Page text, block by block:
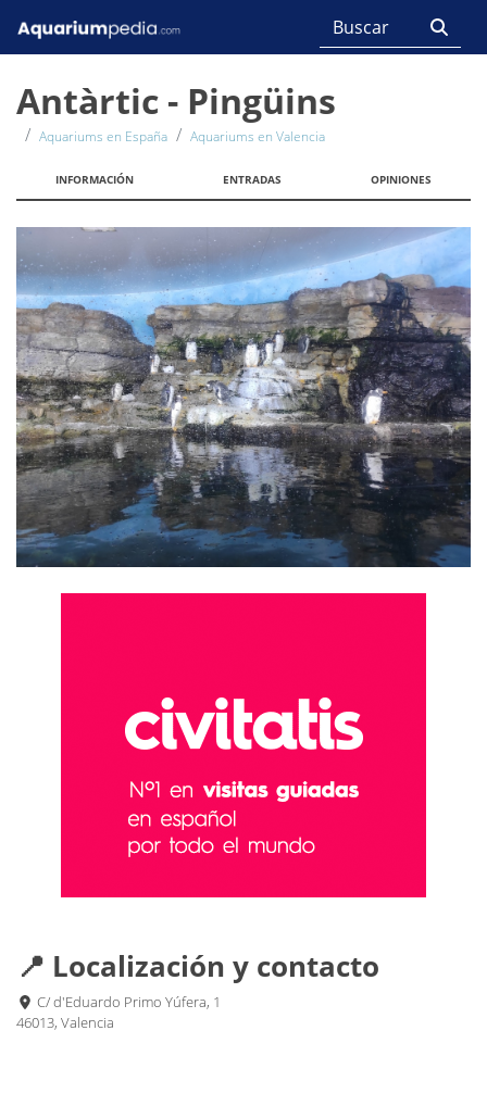
Antàrtic - Pingüins
Aquariums en España Aquariums en Valencia
INFORMACIÓN ENTRADAS OPINIONES
📍 Localización y contacto
C/ d'Eduardo Primo Yúfera, 1
46013, Valencia